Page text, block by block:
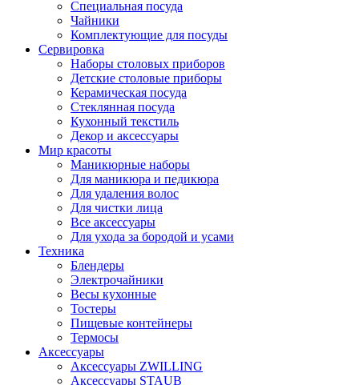
Специальная посуда
Чайники
Комплектующие для посуды
Сервировка
Наборы столовых приборов
Детские столовые приборы
Керамическая посуда
Стеклянная посуда
Кухонный текстиль
Декор и аксессуары
Мир красоты
Маникюрные наборы
Для маникюра и педикюра
Для удаления волос
Для чистки лица
Все аксессуары
Для ухода за бородой и усами
Техника
Блендеры
Электрочайники
Весы кухонные
Тостеры
Пищевые контейнеры
Термосы
Аксессуары
Аксессуары ZWILLING
Аксессуары STAUB